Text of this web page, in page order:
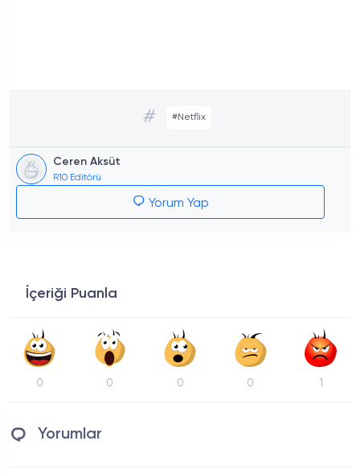
# #Netflix
Ceren Aksüt
R10 Editörü
Yorum Yap
İçeriği Puanla
0 0 0 0 1
Yorumlar